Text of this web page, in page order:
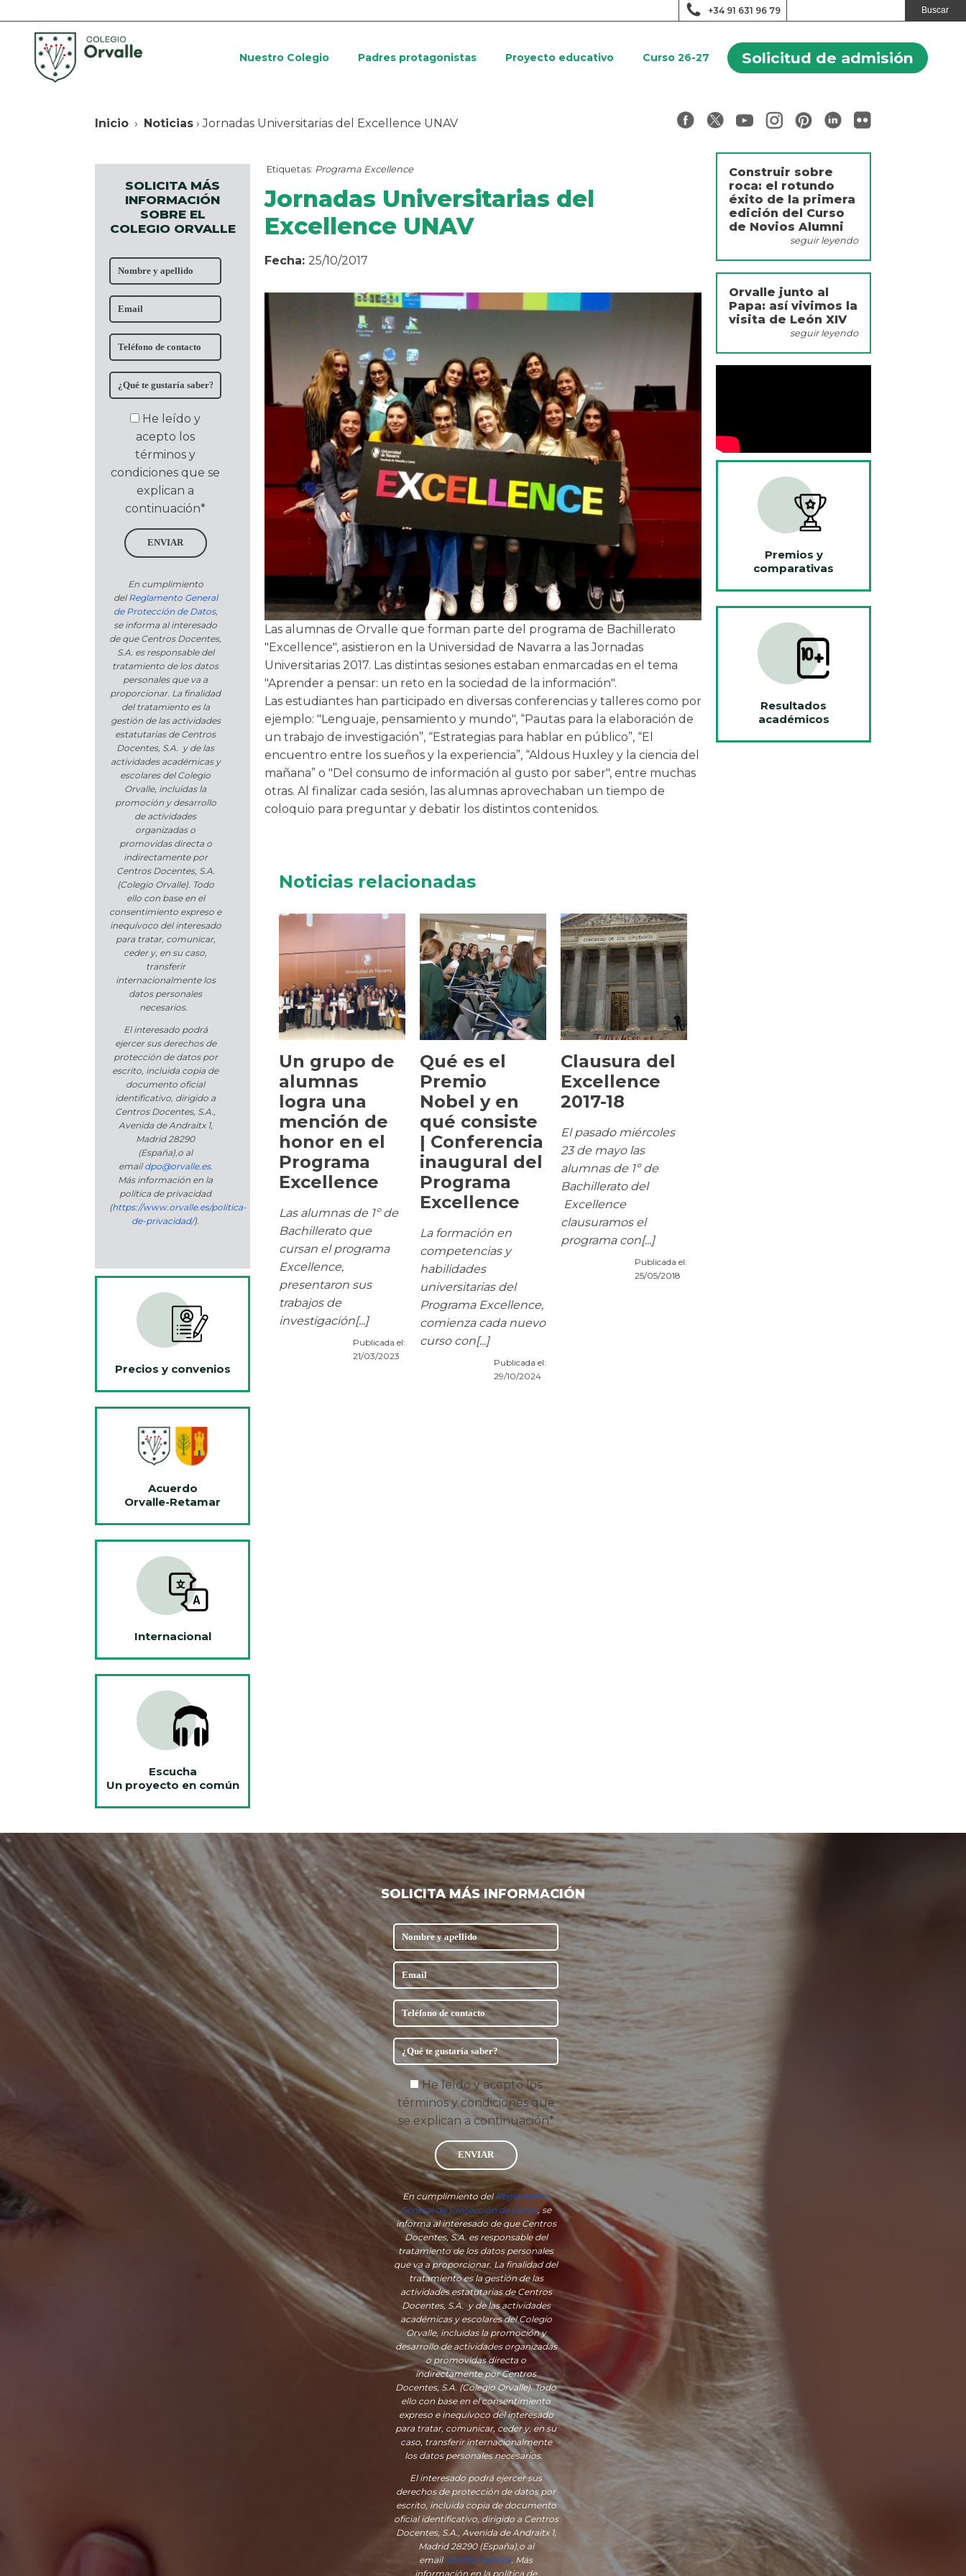
+34 91 631 96 79
Nuestro Colegio Padres protagonistas Proyecto educativo Curso 26-27 Solicitud de admisión
Inicio › Noticias › Jornadas Universitarias del Excellence UNAV
SOLICITA MÁS
INFORMACIÓN
SOBRE EL
COLEGIO ORVALLE
He leído y
acepto los
términos y
condiciones que se
explican a
continuación*
ENVIAR
En cumplimiento
delReglamento General
de Protección de Datos,
se informa al interesado
de que Centros Docentes,
S.A. es responsable del
tratamiento de los datos
personales que va a
proporcionar. La finalidad
del tratamiento es la
gestión de las actividades
estatutarias de Centros
Docentes, S.A. y de las
actividades académicas y
escolares del Colegio
Orvalle, incluidas la
promoción y desarrollo
de actividades
organizadas o
promovidas directa o
indirectamente por
Centros Docentes, S.A.
(Colegio Orvalle). Todo
ello con base en el
consentimiento expreso e
inequívoco del interesado
para tratar, comunicar,
ceder y, en su caso,
transferir
internacionalmente los
datos personales
necesarios.
El interesado podrá
ejercer sus derechos de
protección de datos por
escrito, incluida copia de
documento oficial
identificativo, dirigido a
Centros Docentes, S.A.,
Avenida de Andraitx 1,
Madrid 28290
(España),o al
emaildpo@orvalle.es.
Más información en la
política de privacidad
(https://www.orvalle.es/politica-
de-privacidad/).
Precios y convenios
Acuerdo
Orvalle-Retamar
Internacional
Escucha
Un proyecto en común
Etiquetas: Programa Excellence
Jornadas Universitarias del
Excellence UNAV
Fecha: 25/10/2017
Las alumnas de Orvalle que forman parte del programa de Bachillerato
"Excellence", asistieron en la Universidad de Navarra a las Jornadas
Universitarias 2017. Las distintas sesiones estaban enmarcadas en el tema
"Aprender a pensar: un reto en la sociedad de la información".
Las estudiantes han participado en diversas conferencias y talleres como por
ejemplo: "Lenguaje, pensamiento y mundo", “Pautas para la elaboración de
un trabajo de investigación”, “Estrategias para hablar en público”, “El
encuentro entre los sueños y la experiencia”, “Aldous Huxley y la ciencia del
mañana” o "Del consumo de información al gusto por saber", entre muchas
otras. Al finalizar cada sesión, las alumnas aprovechaban un tiempo de
coloquio para preguntar y debatir los distintos contenidos.
Noticias relacionadas
Un grupo de
alumnas
logra una
mención de
honor en el
Programa
Excellence
Las alumnas de 1º de
Bachillerato que
cursan el programa
Excellence,
presentaron sus
trabajos de
investigación[...]
Publicada el:
21/03/2023
Qué es el
Premio
Nobel y en
qué consiste
| Conferencia
inaugural del
Programa
Excellence
La formación en
competencias y
habilidades
universitarias del
Programa Excellence,
comienza cada nuevo
curso con[...]
Publicada el:
29/10/2024
Clausura del
Excellence
2017-18
El pasado miércoles
23 de mayo las
alumnas de 1º de
Bachillerato del
Excellence
clausuramos el
programa con[...]
Publicada el:
25/05/2018
Construir sobre
roca: el rotundo
éxito de la primera
edición del Curso
de Novios Alumni
seguir leyendo
Orvalle junto al
Papa: así vivimos la
visita de León XIV
seguir leyendo
Premios y
comparativas
Resultados
académicos
SOLICITA MÁS INFORMACIÓN
He leído y acepto los
términos y condiciones que
se explican a continuación*
ENVIAR
En cumplimiento delReglamento
General de Protección de Datos, se
informa al interesado de que Centros
Docentes, S.A. es responsable del
tratamiento de los datos personales
que va a proporcionar. La finalidad del
tratamiento es la gestión de las
actividades estatutarias de Centros
Docentes, S.A. y de las actividades
académicas y escolares del Colegio
Orvalle, incluidas la promoción y
desarrollo de actividades organizadas
o promovidas directa o
indirectamente por Centros
Docentes, S.A. (Colegio Orvalle). Todo
ello con base en el consentimiento
expreso e inequívoco del interesado
para tratar, comunicar, ceder y, en su
caso, transferir internacionalmente
los datos personales necesarios.
El interesado podrá ejercer sus
derechos de protección de datos por
escrito, incluida copia de documento
oficial identificativo, dirigido a Centros
Docentes, S.A., Avenida de Andraitx 1,
Madrid 28290 (España),o al
emaildpo@orvalle.es. Más
información en la política de